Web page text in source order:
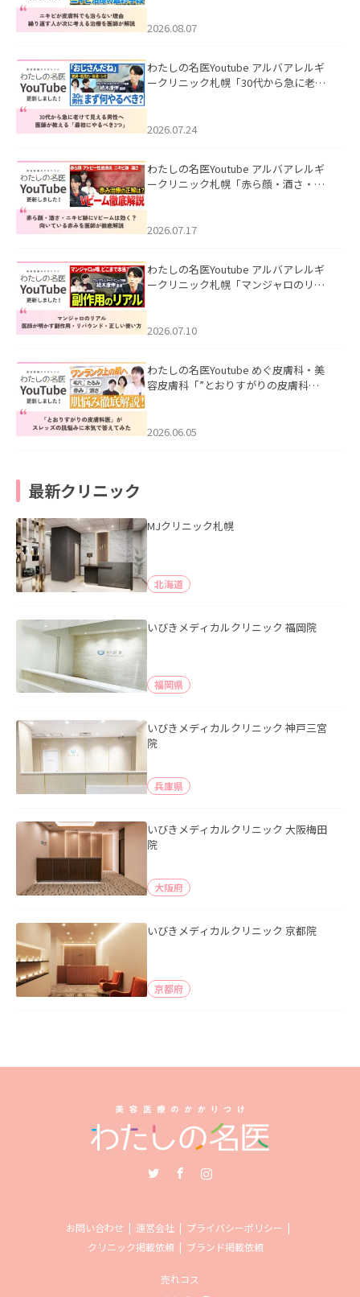
ました。
2026.08.07
わたしの名医Youtube アルバアレルギ
ークリニック札幌「30代から急に老け
た。
2026.07.24
わたしの名医Youtube アルバアレルギ
ークリニック札幌「赤ら顔・酒さ・ニ
した。
2026.07.17
わたしの名医Youtube アルバアレルギ
ークリニック札幌「マンジャロのリア
た。
2026.07.10
わたしの名医Youtube めぐ皮膚科・美
容皮膚科「”とおりすがりの皮膚科
2026.06.05
最新クリニック
MJクリニック札幌
北海道
いびきメディカルクリニック 福岡院
福岡県
いびきメディカルクリニック 神戸三宮
院
兵庫県
いびきメディカルクリニック 大阪梅田
院
大阪府
いびきメディカルクリニック 京都院
京都府
お問い合わせ 運営会社
プライバシーポリシー
クリニック掲載依頼
ブランド掲載依頼
売れコス